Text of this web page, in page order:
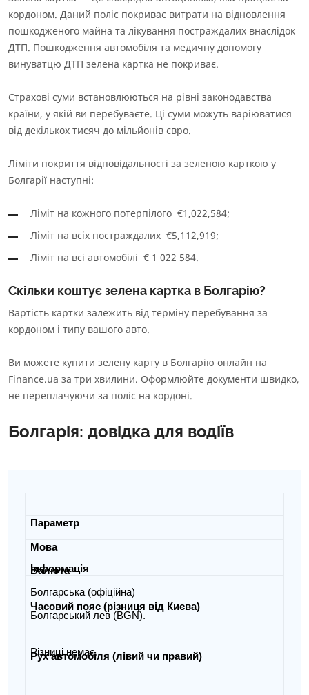
кордоном. Даний поліс покриває витрати на відновлення
пошкодженого майна та лікування постраждалих внаслідок
ДТП. Пошкодження автомобіля та медичну допомогу
винуватцю ДТП зелена картка не покриває.
Страхові суми встановлюються на рівні законодавства
країни, у якій ви перебуваєте. Ці суми можуть варіюватися
від декількох тисяч до мільйонів євро.
Ліміти покриття відповідальності за зеленою карткою у
Болгарії наступні:
Ліміт на кожного потерпілого €1,022,584;
Ліміт на всіх постраждалих €5,112,919;
Ліміт на всі автомобілі € 1 022 584.
Скільки коштує зелена картка в Болгарію?
Вартість картки залежить від терміну перебування за
кордоном і типу вашого авто.
Ви можете купити зелену карту в Болгарію онлайн на
Finance.ua за три хвилини. Оформлюйте документи швидко,
не переплачуючи за поліс на кордоні.
Болгарія: довідка для водіїв
Параметр
Інформація
Мова
Болгарська (офіційна)
Валюта
Болгарський лев (BGN).
Часовий пояс (різниця від Києва)
Різниці немає.
Рух автомобіля (лівий чи правий)